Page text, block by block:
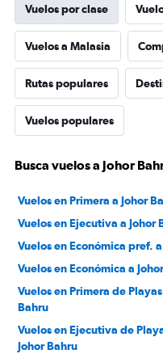
Vuelos por clase
Vuelos a Malasia
Rutas populares
Vuelos populares
Busca vuelos a Johor
Vuelos en Primera a Johor
Vuelos en Ejecutiva a Johor
Vuelos en Económica pref.
Vuelos en Económica a
Vuelos en Primera de
Bahru
Vuelos en Ejecutiva de
Johor Bahru